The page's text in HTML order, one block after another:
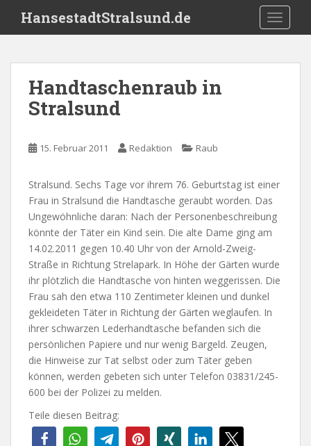
i
HansestadtStralsund.de
Handtaschenraub in
Stralsund
15. Februar 2011 Redaktion Raub
Stralsund. Sechs Tage vor ihrem 76. Geburtstag ist einer
Frau in Stralsund die Handtasche geraubt worden. Das
Ungewöhnliche daran: Nach der Personenbeschreibung
könnte der Täter ein Kind sein. Die alte Dame ging am
14.02.2011 gegen 10.40 Uhr von der Arnold-Zweig-
Straße in Richtung Strelapark. In Höhe der Gärten wurde
ihr plötzlich die Handtasche von hinten weggerissen. Die
Frau sah den etwa 110 Zentimeter kleinen und dunkel
gekleideten Täter in Richtung der Gärten weglaufen. In
ihrer schwarzen Lederhandtasche befanden sich die
persönlichen Papiere und nur wenig Bargeld. Zeugen,
die Hinweise zur Tat selbst oder zum Täter geben
können, werden gebeten sich unter Telefon 03831/245-
600 bei der Polizei zu melden.
Teile diesen Beitrag: